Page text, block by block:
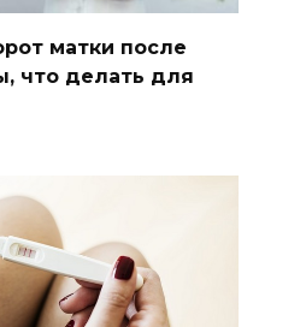
матки после
что делать для